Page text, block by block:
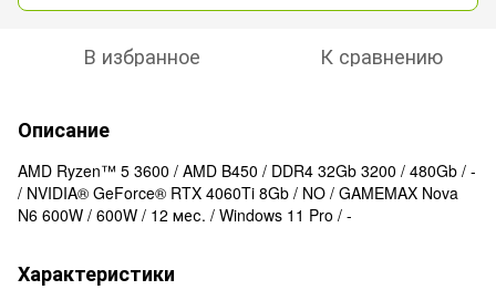
В избранное К сравнению
Описание
AMD Ryzen™ 5 3600 / AMD B450 / DDR4 32Gb 3200 / 480Gb / -
/ NVIDIA® GeForce® RTX 4060Ti 8Gb / NO / GAMEMAX Nova
N6 600W / 600W / 12 мес. / Windows 11 Pro / -
Характеристики